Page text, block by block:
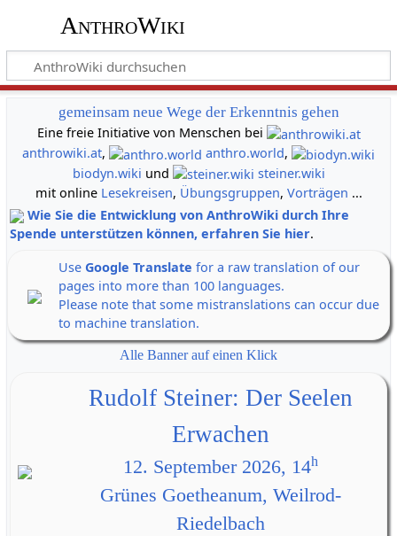
AnthroWiki
gemeinsam neue Wege der Erkenntnis gehen
Eine freie Initiative von Menschen bei
anthrowiki.at, anthro.world,
biodyn.wiki und
steiner.wiki
mit online Lesekreisen, Übungsgruppen, Vorträgen ...
Wie Sie die Entwicklung von AnthroWiki durch Ihre
Spende unterstützen können, erfahren Sie hier.
Use Google Translate for a raw translation of our
pages into more than 100 languages.
Please note that some mistranslations can occur due
to machine translation.
Alle Banner auf einen Klick
Rudolf Steiner: Der Seelen
Erwachen
12. September 2026, 14h
Grünes Goetheanum, Weilrod-
Riedelbach